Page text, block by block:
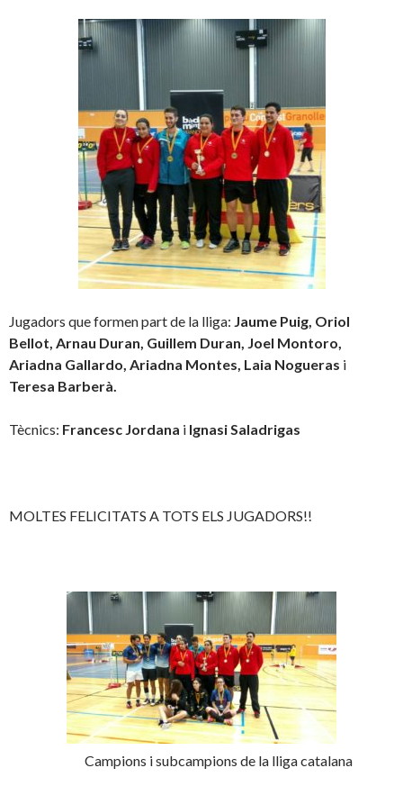
Jugadors que formen part de la lliga: Jaume Puig, Oriol
Bellot, Arnau Duran, Guillem Duran, Joel Montoro,
Ariadna Gallardo, Ariadna Montes, Laia Nogueras i
Teresa Barberà.
Tècnics: Francesc Jordana i Ignasi Saladrigas
MOLTES FELICITATS A TOTS ELS JUGADORS!!
Campions i subcampions de la lliga catalana